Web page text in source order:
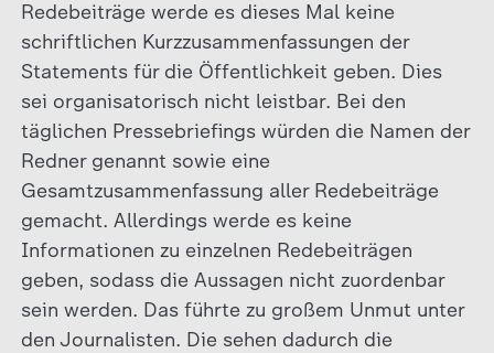
Redebeiträge werde es dieses Mal keine
schriftlichen Kurzzusammenfassungen der
Statements für die Öffentlichkeit geben. Dies
sei organisatorisch nicht leistbar. Bei den
täglichen Pressebriefings würden die Namen der
Redner genannt sowie eine
Gesamtzusammenfassung aller Redebeiträge
gemacht. Allerdings werde es keine
Informationen zu einzelnen Redebeiträgen
geben, sodass die Aussagen nicht zuordenbar
sein werden. Das führte zu großem Unmut unter
den Journalisten. Die sehen dadurch die